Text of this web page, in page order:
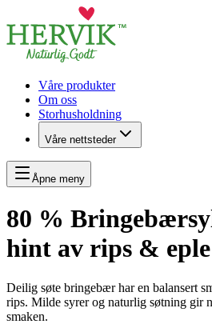
Våre produkter
Om oss
Storhusholdning
Våre nettsteder
Åpne meny
80 %
hint av rips & eple
Deilig søte bringebær har en balansert
rips. Milde syrer og naturlig søtning gir
smaken.